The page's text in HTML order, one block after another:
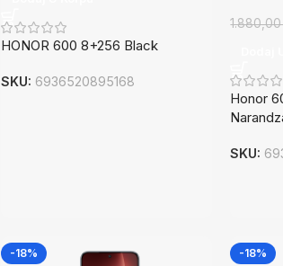
HONOR 600 8+256 Black
SKU: 6936520895168
Honor
SKU:
-18% -18%